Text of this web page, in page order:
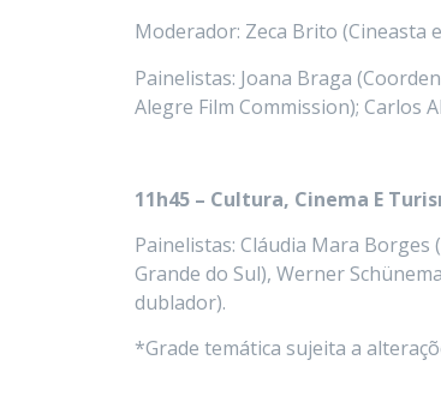
Moderador: Zeca Brito (Cineasta
Painelistas: Joana Braga
Alegre Film Commission); Carlos
11h45 – Cultura, Cinema E
Painelistas: Cláudia Mara
Grande do Sul), Werner
dublador).
*Grade temática sujeita a